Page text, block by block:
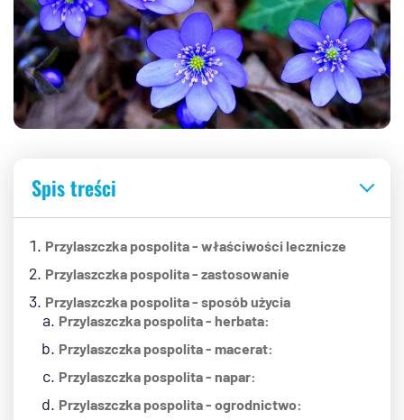
Spis treści
Przylaszczka pospolita - właściwości lecznicze
Przylaszczka pospolita - zastosowanie
Przylaszczka pospolita - sposób użycia
Przylaszczka pospolita - herbata:
Przylaszczka pospolita - macerat:
Przylaszczka pospolita - napar:
Przylaszczka pospolita - ogrodnictwo: